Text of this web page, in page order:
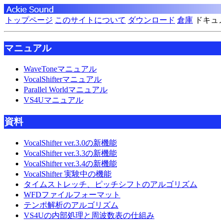
トップページ このサイトについて ダウンロード 倉庫 ドキ
マニュアル
WaveToneマニュアル
VocalShifterマニュアル
Parallel Worldマニュアル
VS4Uマニュアル
資料
VocalShifter ver.3.0の新機能
VocalShifter ver.3.3の新機能
VocalShifter ver.3.4の新機能
VocalShifter 実験中の機能
タイムストレッチ、ピッチシフトのアルゴリズム
WFDファイルフォーマット
テンポ解析のアルゴリズム
VS4Uの内部処理と周波数表の仕組み